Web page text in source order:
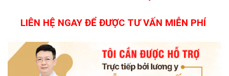
LIÊN HỆ NGAY ĐỂ ĐƯỢC TƯ VẤN MIỄN PHÍ